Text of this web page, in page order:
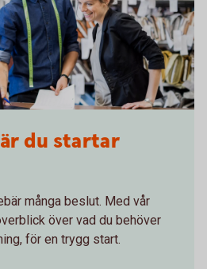
du startar
många beslut. Med vår
över vad du behöver
för en trygg start.